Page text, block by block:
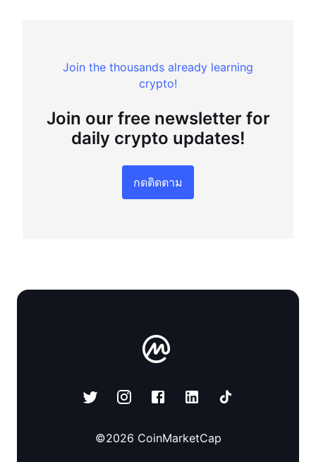
Join the thousands already learning
crypto!
Join our free newsletter for
daily crypto updates!
กดติดตาม
©2026 CoinMarketCap